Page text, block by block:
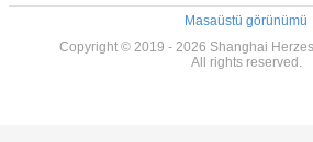
Masaüstü görünümü
Copyright © 2019 - 2026 Shanghai
All rights reserved.